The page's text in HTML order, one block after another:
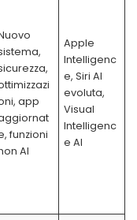
app
funzioni
AI
Apple
Intelligenc
e, Siri AI
evoluta,
Visual
Intelligenc
e AI